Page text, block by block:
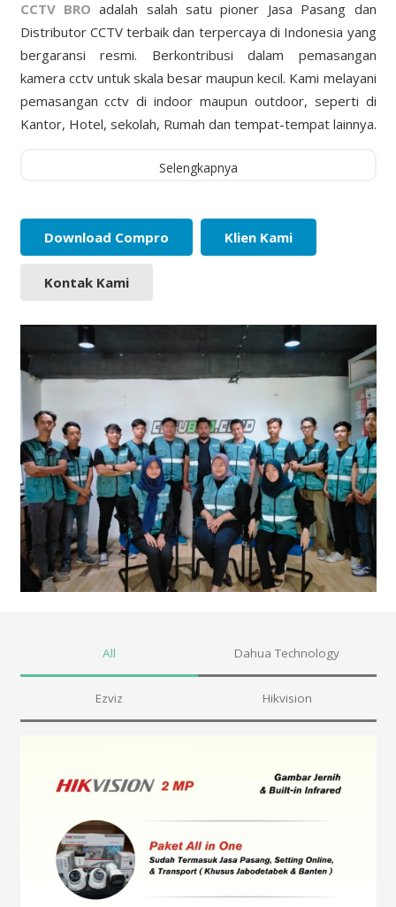
CCTV BRO adalah salah satu pioner Jasa Pasang dan
Distributor CCTV terbaik dan terpercaya di Indonesia yang
bergaransi resmi. Berkontribusi dalam pemasangan
kamera cctv untuk skala besar maupun kecil. Kami melayani
pemasangan cctv di indoor maupun outdoor, seperti di
Kantor, Hotel, sekolah, Rumah dan tempat-tempat lainnya.
Selengkapnya
Download Compro Klien Kami
Kontak Kami
All Dahua Technology
Ezviz Hikvision